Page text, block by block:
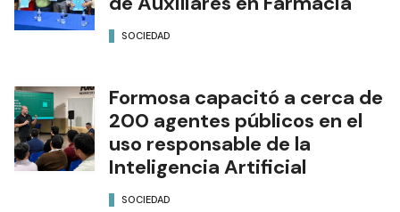
SOCIEDAD
Formosa capacitó a cerca de
200 agentes públicos en el
uso responsable de la
Inteligencia Artificial
SOCIEDAD